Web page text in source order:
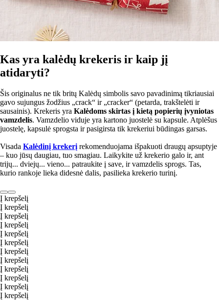
Kas yra kalėdų krekeris ir kaip jį
atidaryti?
Šis originalus ne tik britų Kalėdų simbolis savo pavadinimą tikriausiai
gavo sujungus žodžius „crack“ ir „cracker“ (petarda, trakštelėti ir
sausainis). Krekeris yra Kalėdoms skirtas į kietą popierių įvyniotas
vamzdelis. Vamzdelio viduje yra kartono juostelė su kapsule. Atplėšus
juostelę, kapsulė sprogsta ir pasigirsta tik krekeriui būdingas garsas.
Visada Kalėdinį krekerį rekomenduojama išpakuoti draugų apsuptyje
– kuo jūsų daugiau, tuo smagiau. Laikykite už krekerio galo ir, ant
trijų... dviejų... vieno... patraukite į save, ir vamzdelis sprogs. Tas,
kurio rankoje lieka didesnė dalis, pasilieka krekerio turinį.
Į krepšelį
Į krepšelį
Į krepšelį
Į krepšelį
Į krepšelį
Į krepšelį
Į krepšelį
Į krepšelį
Į krepšelį
Į krepšelį
Į krepšelį
Į krepšelį